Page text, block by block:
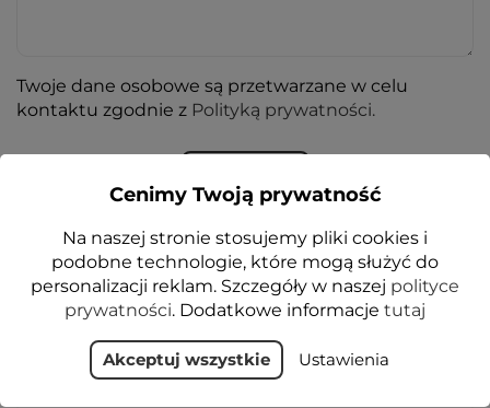
Twoje dane osobowe są przetwarzane w celu
kontaktu zgodnie z Polityką prywatności.
Cenimy Twoją prywatność
Na naszej stronie stosujemy pliki cookies i
podobne technologie, które mogą służyć do
personalizacji reklam. Szczegóły w naszej polityce
prywatności. Dodatkowe informacje tutaj
Akceptuj wszystkie Ustawienia